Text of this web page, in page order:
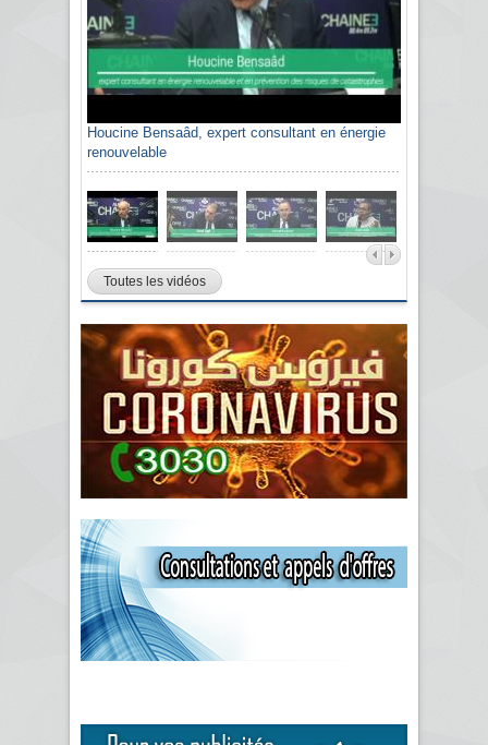
Houcine Bensaâd, expert consultant en énergie
renouvelable
Toutes les vidéos